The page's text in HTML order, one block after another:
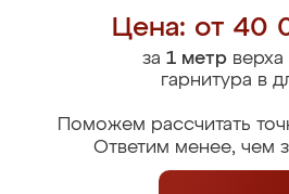
Цена: от 40
за 1 метрверха
гарнитура в
Поможем рассчитать
Ответим менее, чем